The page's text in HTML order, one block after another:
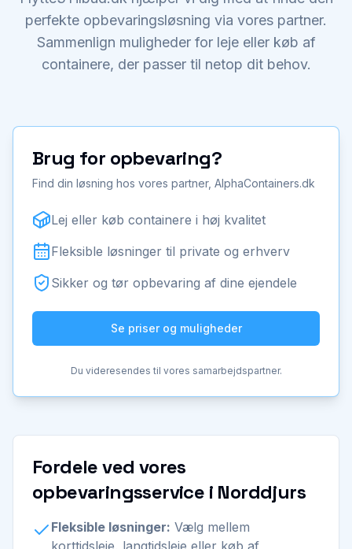
perfekte opbevaringsløsning via vores partner.
Sammenlign muligheder for leje eller køb af
containere, der passer til netop dit behov.
Brug for opbevaring?
Find din løsning hos vores partner, AlphaContainers.dk
Lej eller køb containere i høj kvalitet
Fleksible løsninger til private og erhverv
Sikker og tør opbevaring af dine ejendele
Se priser og muligheder
Du videresendes til vores samarbejdspartner.
Fordele ved vores
opbevaringsservice i Norddjurs
Fleksible løsninger: Vælg mellem
korttidsleje, langtidsleje eller køb af